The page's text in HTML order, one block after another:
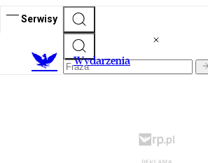
Serwisy
Wydarzenia